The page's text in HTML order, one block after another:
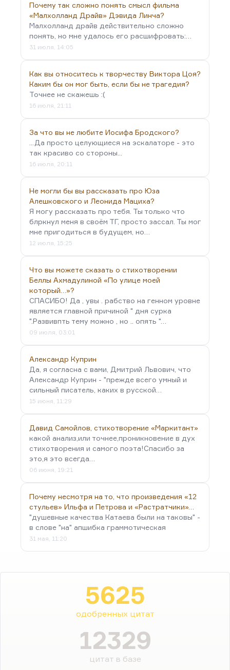
Почему так сложно понять смысл фильма
«Малхолланд Драйв» Дэвида Линча?
Малхолланд драйв действительно сложно
понять, но мне удалось его расшифровать:…
31 июля, 14:05
Как вы относитесь к творчеству Виктора Цоя?
Каким бы он мог быть, если бы не трагедия?
Точнее не скажешь :(
16 июля, 21:11
За что вы не любите Иосифа Бродского?
...Да просто целующиеся на эскалаторе - это
так красиво со стороны...
16 июля, 20:11
Не могли бы вы рассказать про Юза
Алешковского и Леонида Мациха?
Я могу рассказать про тебя. Ты только что
блркнул меня в своём ТГ, просто зассал. Ты мог
мне пригодиться в будущем, но…
12 июля, 15:25
Что вы можете сказать о стихотворении
Беллы Ахмадулиной «По улице моей
который…»?
СПАСИБО! Да , увы . рабство на генном уровне
является главной причиной " дня сурка
".Развивпть тему можно , но .. опять "…
09 июля, 03:01
Александр Куприн
Да, я согласна с вами, Дмитрий Львович, что
Александр Куприн - "прежде всего умный и
сильный писатель, каких в русской…
15 июня, 11:29
Давид Самойлов, стихотворение «Маркитант»
какой анализ,или точнее,проникновение в дух
стихотворения и самого поэта!Спасибо за
это,я это всегда…
06 июня, 19:21
Почему несмотря на то, что произведения «12
стульев» Ильфа и Петрова и «Растратчики»…
"душевные качества Катаева были на таковы" -
в слове "на" апшибка граммотическая
31 мая, 11:20
5625
одобренных цитат
12329
цитат в базе